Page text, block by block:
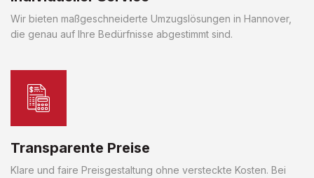
Wir bieten maßgeschneiderte Umzugslösungen in Hannover,
die genau auf Ihre Bedürfnisse abgestimmt sind.
Transparente Preise
Klare und faire Preisgestaltung ohne versteckte Kosten. Bei